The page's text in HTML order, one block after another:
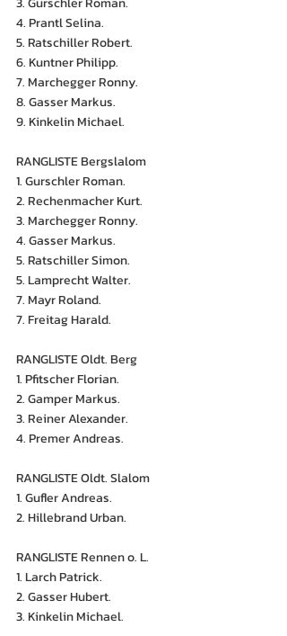
4. Prantl Selina.
5. Ratschiller Robert.
6. Kuntner Philipp.
7. Marchegger Ronny.
8. Gasser Markus.
9. Kinkelin Michael.
RANGLISTE Bergslalom
1. Gurschler Roman.
2. Rechenmacher Kurt.
3. Marchegger Ronny.
4. Gasser Markus.
5. Ratschiller Simon.
5. Lamprecht Walter.
7. Mayr Roland.
7. Freitag Harald.
RANGLISTE Oldt. Berg
1. Pfitscher Florian.
2. Gamper Markus.
3. Reiner Alexander.
4. Premer Andreas.
RANGLISTE Oldt. Slalom
1. Gufler Andreas.
2. Hillebrand Urban.
RANGLISTE Rennen o. L.
1. Larch Patrick.
2. Gasser Hubert.
3. Kinkelin Michael.